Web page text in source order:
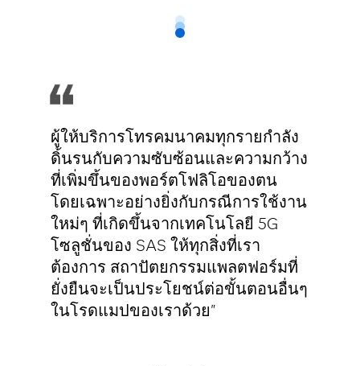
ผู้ให้บริการโทรคมนาคมทุกรายกำลัง
ดิ้นรนกับความซับซ้อนและความกว้าง
ที่เพิ่มขึ้นของพอร์ตโฟลิโอของตน
โดยเฉพาะอย่างยิ่งกับกรณีการใช้งาน
ใหม่ๆ ที่เกิดขึ้นจากเทคโนโลยี 5G
โซลูชั่นของ SAS ให้ทุกสิ่งที่เรา
ต้องการ สถาปัตยกรรมแพลตฟอร์มที่
ยั่งยืนจะเป็นประโยชน์ต่อขั้นตอนอื่นๆ
ในโรดแมปของเราด้วย"